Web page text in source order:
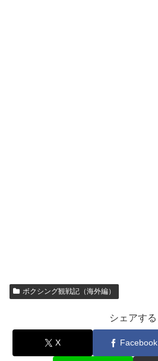
ボクシング観戦記（海外編）
シェアする
X Facebook